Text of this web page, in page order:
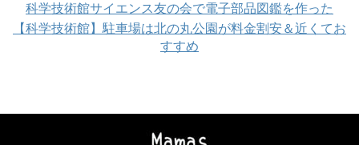
科学技術館サイエンス友の会で電子部品図鑑を作った
【科学技術館】駐車場は北の丸公園が料金割安＆近くてお
すすめ